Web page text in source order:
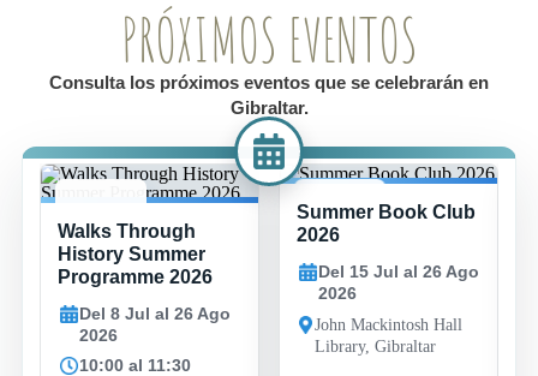
PRÓXIMOS EVENTOS
Consulta los próximos eventos que se celebrarán en
Gibraltar.
26 AGO
Walks Through
History Summer
Programme 2026
Del 8 Jul al 26 Ago
2026
10:00 al 11:30
15 JUL -
26 AGO
Summer Book Club
2026
Del 15 Jul al 26 Ago
2026
John Mackintosh Hall
Library, Gibraltar